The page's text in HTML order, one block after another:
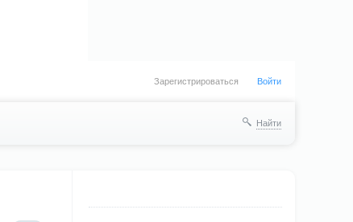
Зарегистрироваться Войти
Найти